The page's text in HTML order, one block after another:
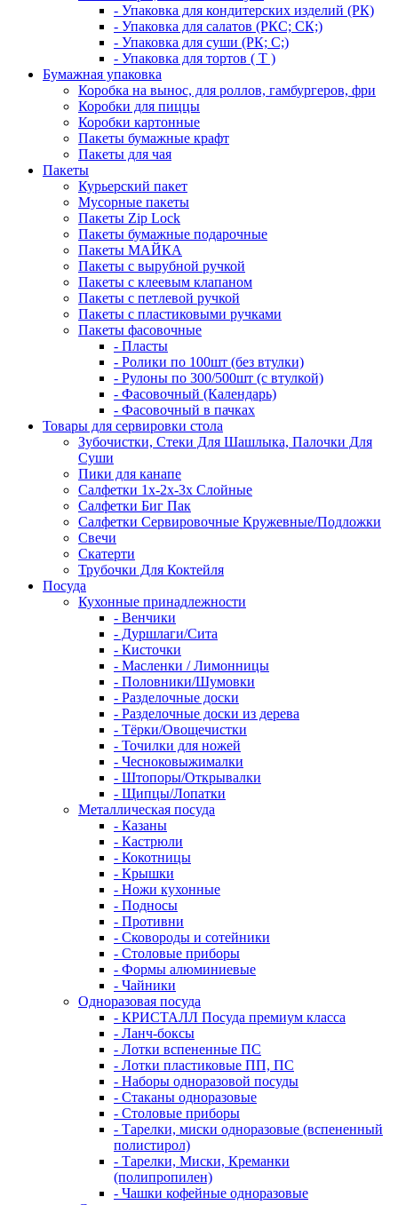
- Упаковка для кондитерских изделий (РК)
- Упаковка для салатов (РКС; СК;)
- Упаковка для суши (РК; С;)
- Упаковка для тортов ( Т )
Бумажная упаковка
Коробка на вынос, для роллов, гамбургеров, фри
Коробки для пиццы
Коробки картонные
Пакеты бумажные крафт
Пакеты для чая
Пакеты
Курьерский пакет
Мусорные пакеты
Пакеты Zip Lock
Пакеты бумажные подарочные
Пакеты МАЙКА
Пакеты с вырубной ручкой
Пакеты с клеевым клапаном
Пакеты с петлевой ручкой
Пакеты с пластиковыми ручками
Пакеты фасовочные
- Пласты
- Ролики по 100шт (без втулки)
- Рулоны по 300/500шт (с втулкой)
- Фасовочный (Календарь)
- Фасовочный в пачках
Товары для сервировки стола
Зубочистки, Стеки Для Шашлыка, Палочки Для
Суши
Пики для канапе
Салфетки 1х-2х-3х Слойные
Салфетки Биг Пак
Салфетки Сервировочные Кружевные/Подложки
Свечи
Скатерти
Трубочки Для Коктейля
Посуда
Кухонные принадлежности
- Венчики
- Дуршлаги/Сита
- Кисточки
- Масленки / Лимонницы
- Половники/Шумовки
- Разделочные доски
- Разделочные доски из дерева
- Тёрки/Овощечистки
- Точилки для ножей
- Чесноковыжималки
- Штопоры/Открывалки
- Щипцы/Лопатки
Металлическая посуда
- Казаны
- Кастрюли
- Кокотницы
- Крышки
- Ножи кухонные
- Подносы
- Противни
- Сковороды и сотейники
- Столовые приборы
- Формы алюминиевые
- Чайники
Одноразовая посуда
- КРИСТАЛЛ Посуда премиум класса
- Ланч-боксы
- Лотки вспененные ПС
- Лотки пластиковые ПП, ПС
- Наборы одноразовой посуды
- Стаканы одноразовые
- Столовые приборы
- Тарелки, миски одноразовые (вспененный
полистирол)
- Тарелки, Миски, Креманки
(полипропилен)
- Чашки кофейные одноразовые